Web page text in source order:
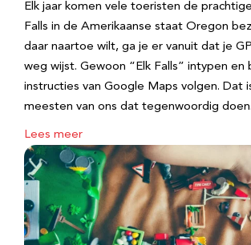
Elk jaar komen vele toeristen de
Falls in de Amerikaanse staat Oregon
daar naartoe wilt, ga je er vanuit dat je
weg wijst. Gewoon “Elk Falls” intypen en
instructies van Google Maps volgen. Dat
meesten van ons dat tegenwoordig
Lees meer